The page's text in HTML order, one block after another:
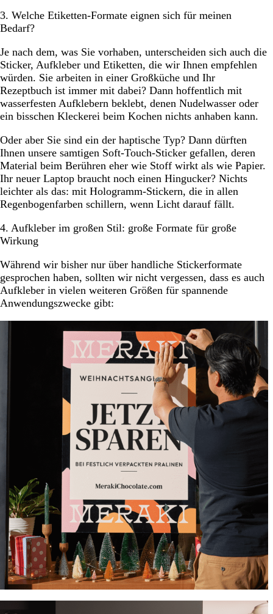
3. Welche Etiketten-Formate eignen sich für meinen
Bedarf?
Je nach dem, was Sie vorhaben, unterscheiden sich auch die
Sticker, Aufkleber und Etiketten, die wir Ihnen empfehlen
würden. Sie arbeiten in einer Großküche und Ihr
Rezeptbuch ist immer mit dabei? Dann hoffentlich mit
wasserfesten Aufklebern beklebt, denen Nudelwasser oder
ein bisschen Kleckerei beim Kochen nichts anhaben kann.
Oder aber Sie sind ein der haptische Typ? Dann dürften
Ihnen unsere samtigen Soft-Touch-Sticker gefallen, deren
Material beim Berühren eher wie Stoff wirkt als wie Papier.
Ihr neuer Laptop braucht noch einen Hingucker? Nichts
leichter als das: mit Hologramm-Stickern, die in allen
Regenbogenfarben schillern, wenn Licht darauf fällt.
4. Aufkleber im großen Stil: große Formate für große
Wirkung
Während wir bisher nur über handliche Stickerformate
gesprochen haben, sollten wir nicht vergessen, dass es auch
Aufkleber in vielen weiteren Größen für spannende
Anwendungszwecke gibt: